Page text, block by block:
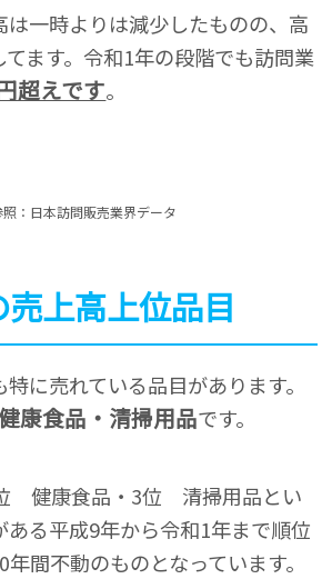
は一時よりは減少したものの、高
ます。令和1年の段階でも訪問業
超えです。
照：日本訪問販売業界データ
上高上位品目
に売れている品目があります。
康食品・清掃用品です。
健康食品・3位 清掃用品とい
ある平成9年から令和1年まで順位
間不動のものとなっています。